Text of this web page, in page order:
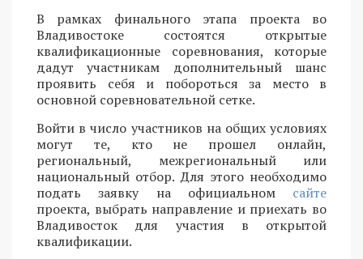
В рамках финального этапа проекта во
Владивостоке состоятся открытые
квалификационные соревнования, которые
дадут участникам дополнительный шанс
проявить себя и побороться за место в
основной соревновательной сетке.
Войти в число участников на общих условиях
могут те, кто не прошел онлайн,
региональный, межрегиональный или
национальный отбор. Для этого необходимо
подать заявку на официальном сайте
проекта, выбрать направление и приехать во
Владивосток для участия в открытой
квалификации.